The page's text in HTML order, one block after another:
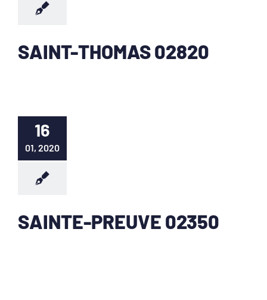
SAINT-THOMAS 02820
16
01, 2020
SAINTE-PREUVE 02350